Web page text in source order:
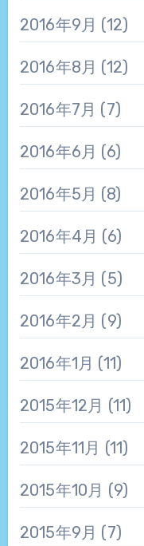
2016年9月 (12)
2016年8月 (12)
2016年7月 (7)
2016年6月 (6)
2016年5月 (8)
2016年4月 (6)
2016年3月 (5)
2016年2月 (9)
2016年1月 (11)
2015年12月 (11)
2015年11月 (11)
2015年10月 (9)
2015年9月 (7)